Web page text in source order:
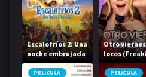
Escalofríos 2: Una
noche embrujada
Otro
locos
Friday)
PELICULA PELICULA